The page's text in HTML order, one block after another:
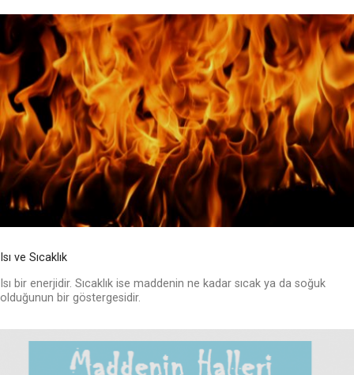
Isı ve Sıcaklık
Isı bir enerjidir. Sıcaklık ise maddenin ne kadar sıcak ya da soğuk
olduğunun bir göstergesidir.